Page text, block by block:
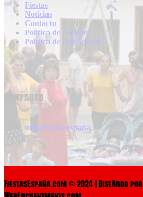
Fiestas
Noticias
Contacto
Politica de Cookies
Politica de Privacidad
Contacto
info@fiestasespaña
FiestasEspaña.com © 2024 | Diseñado por